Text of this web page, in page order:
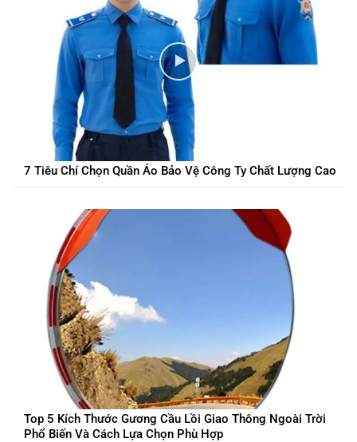
7 Tiêu Chí Chọn Quần Áo Bảo Vệ Công Ty Chất Lượng Cao
Top 5 Kích Thước Gương Cầu Lồi Giao Thông Ngoài Trời
Phổ Biến Và Cách Lựa Chọn Phù Hợp